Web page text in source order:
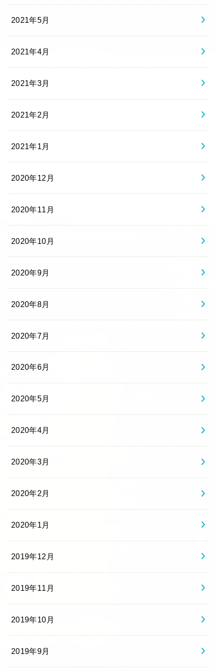
2021年5月
2021年4月
2021年3月
2021年2月
2021年1月
2020年12月
2020年11月
2020年10月
2020年9月
2020年8月
2020年7月
2020年6月
2020年5月
2020年4月
2020年3月
2020年2月
2020年1月
2019年12月
2019年11月
2019年10月
2019年9月